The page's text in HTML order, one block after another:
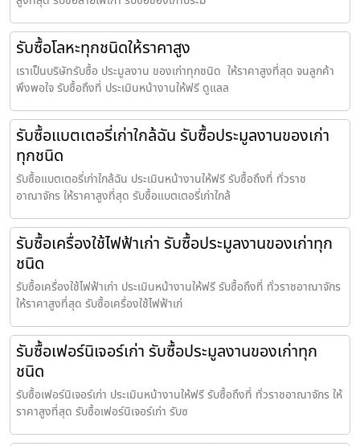
รับซื้อโลหะทุกชนิดให้ราคาสูง
เราเป็นบริษัทรับซื้อ ประมูลงาน ของเก่าทุกชนิด ให้ราคาสูงที่สุด จนลูกค้า
พึงพอใจ รับซื้อถึงที่ ประเมินหน้างานให้ฟรี ดูแลล
รับซื้อแบตเตอรี่เก่าใกล้ฉัน รับซื้อประมูลงานของเก่า
ทุกชนิด
รับซื้อแบตเตอรี่เก่าใกล้ฉัน ประเมินหน้างานให้ฟรี รับซื้อถึงที่ ทั่วราช
อาณาจักร ให้ราคาสูงที่สุด รับซื้อแบตเตอรี่เก่าใกล้
รับซื้อเครื่องใช้ไฟฟ้าเก่า รับซื้อประมูลงานของเก่าทุก
ชนิด
รับซื้อเครื่องใช้ไฟฟ้าเก่า ประเมินหน้างานให้ฟรี รับซื้อถึงที่ ทั่วราชอาณาจักร
ให้ราคาสูงที่สุด รับซื้อเครื่องใช้ไฟฟ้าเก่
รับซื้อเฟอร์นิเจอร์เก่า รับซื้อประมูลงานของเก่าทุก
ชนิด
รับซื้อเฟอร์นิเจอร์เก่า ประเมินหน้างานให้ฟรี รับซื้อถึงที่ ทั่วราชอาณาจักร ให้
ราคาสูงที่สุด รับซื้อเฟอร์นิเจอร์เก่า รับซ